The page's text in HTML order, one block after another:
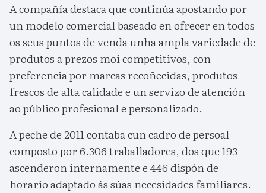
A compañía destaca que continúa apostando por
un modelo comercial baseado en ofrecer en todos
os seus puntos de venda unha ampla variedade de
produtos a prezos moi competitivos, con
preferencia por marcas recoñecidas, produtos
frescos de alta calidade e un servizo de atención
ao público profesional e personalizado.
A peche de 2011 contaba cun cadro de persoal
composto por 6.306 traballadores, dos que 193
ascenderon internamente e 446 dispón de
horario adaptado ás súas necesidades familiares.